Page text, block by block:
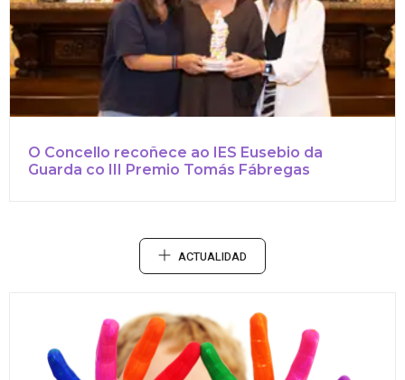
O Concello recoñece ao IES Eusebio da
Guarda co III Premio Tomás Fábregas
ACTUALIDAD